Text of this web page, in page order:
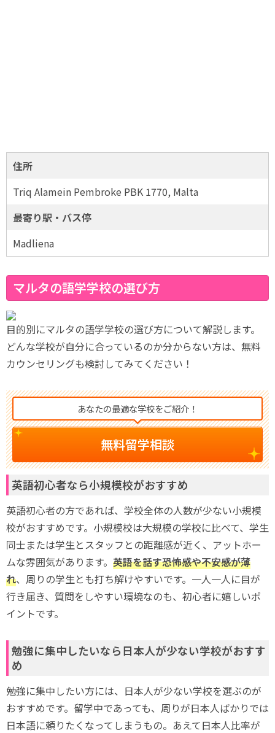
住所
Triq Alamein Pembroke PBK 1770, Malta
最寄り駅・バス停
Madliena
マルタの語学学校の選び方
目的別にマルタの語学学校の選び方について解説します。
どんな学校が自分に合っているのか分からない方は、無料
カウンセリングも検討してみてください！
あなたの最適な学校をご紹介！
無料留学相談
英語初心者なら小規模校がおすすめ
英語初心者の方であれば、学校全体の人数が少ない小規模
校がおすすめです。小規模校は大規模の学校に比べて、学生
同士または学生とスタッフとの距離感が近く、アットホー
ムな雰囲気があります。 英語を話す恐怖感や不安感が薄
れ、周りの学生とも打ち解けやすいです。一人一人に目が
行き届き、質問をしやすい環境なのも、初心者に嬉しいポ
イントです。
勉強に集中したいなら日本人が少ない学校がおすす
め
勉強に集中したい方には、日本人が少ない学校を選ぶのが
おすすめです。留学中であっても、周りが日本人ばかりでは
日本語に頼りたくなってしまうもの。あえて日本人比率が